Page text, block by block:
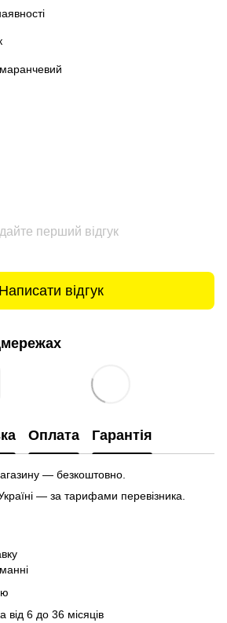
перший відгук
Написати відгук
Оплата Гарантія
— безкоштовно.
— за тарифами перевізника.
від 6 до 36 місяців